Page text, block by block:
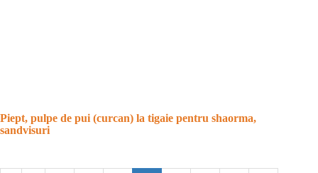
Piept, pulpe de pui (curcan) la tigaie pentru shaorma,
sandvisuri